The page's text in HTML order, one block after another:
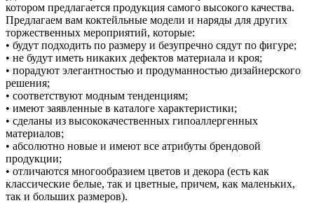
котором предлагается продукция самого высокого качества.
Предлагаем вам коктейльные модели и наряды для других
торжественных мероприятий, которые:
• будут подходить по размеру и безупречно сядут по фигуре;
• не будут иметь никаких дефектов материала и кроя;
• порадуют элегантностью и продуманностью дизайнерского
решения;
• соответствуют модным тенденциям;
• имеют заявленные в каталоге характеристики;
• сделаны из высококачественных гипоаллергенных
материалов;
• абсолютно новые и имеют все атрибуты брендовой
продукции;
• отличаются многообразием цветов и декора (есть как
классические белые, так и цветные, причем, как маленьких,
так и больших размеров).